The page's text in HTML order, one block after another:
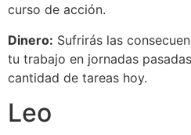
curso de acción.
Dinero: Sufrirás las
tu trabajo en jornadas
cantidad de tareas hoy.
Leo